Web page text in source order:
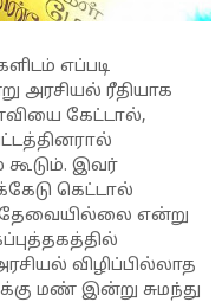
எப்படி
அரசியல் ரீதியாக
கேட்டால்,
கூடும். இவர்
கெட்டால்
என்று
விழிப்பில்லாத
மண் இன்று சுமந்து